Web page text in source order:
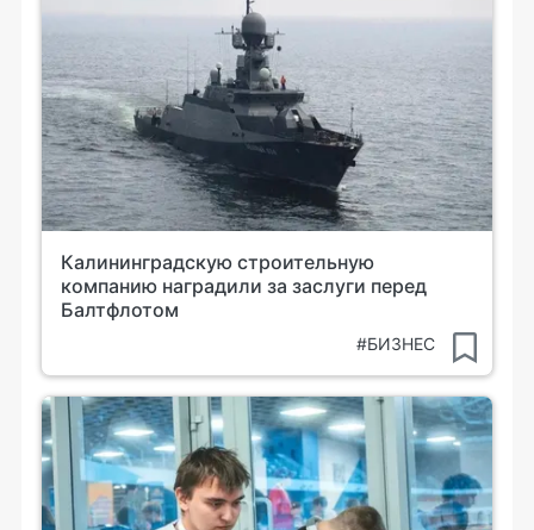
Калининградскую строительную
компанию наградили за заслуги перед
Балтфлотом
#БИЗНЕС